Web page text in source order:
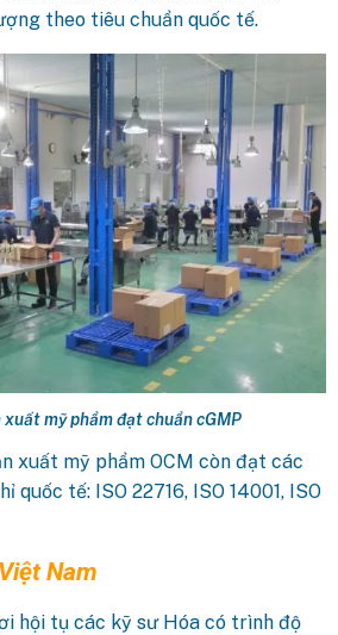
theo tiêu chuẩn quốc tế.
xuất mỹ phẩm đạt chuẩn cGMP
xuất mỹ phẩm OCM còn đạt các
quốc tế: ISO 22716, ISO 14001, ISO
Nam
hội tụ các kỹ sư Hóa có trình độ